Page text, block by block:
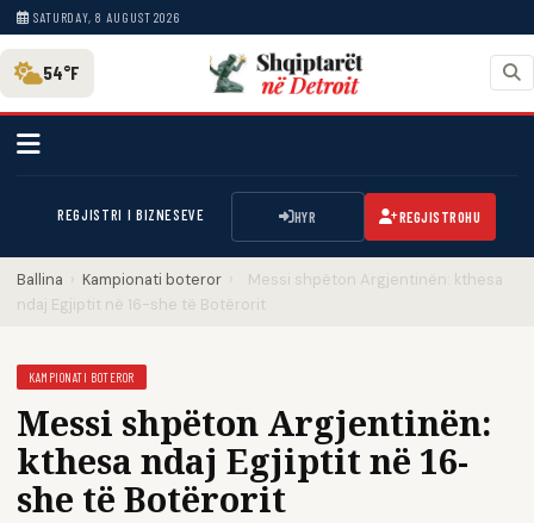
SATURDAY, 8 AUGUST 2026
54°F
REGJISTRI I BIZNESEVE HYR REGJISTROHU
Ballina › Kampionati boteror ›
Messi shpëton Argjentinën: kthesa
ndaj Egjiptit në 16-she të Botërorit
KAMPIONATI BOTEROR
Messi shpëton Argjentinën:
kthesa ndaj Egjiptit në 16-
she të Botërorit